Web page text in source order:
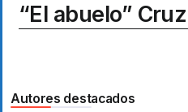
“El abuelo” Cruz
Autores destacados